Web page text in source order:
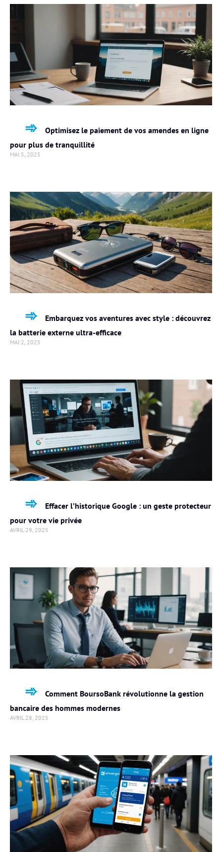
Optimisez le paiement de vos amendes en ligne
pour plus de tranquillité
MAI 5, 2025
Embarquez vos aventures avec style : découvrez
la batterie externe ultra-efficace
MAI 2, 2025
Effacer l’historique Google : un geste protecteur
pour votre vie privée
AVRIL 29, 2025
Comment BoursoBank révolutionne la gestion
bancaire des hommes modernes
AVRIL 28, 2025